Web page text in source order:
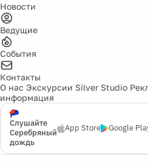
Новости
Ведущие
События
Контакты
О нас Экскурсии Silver Studio
информация
Слушайте
Серебряный
дождь
App Store Google